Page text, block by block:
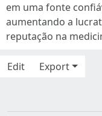
em uma fonte
aumentando a
reputação na
Edit
Export